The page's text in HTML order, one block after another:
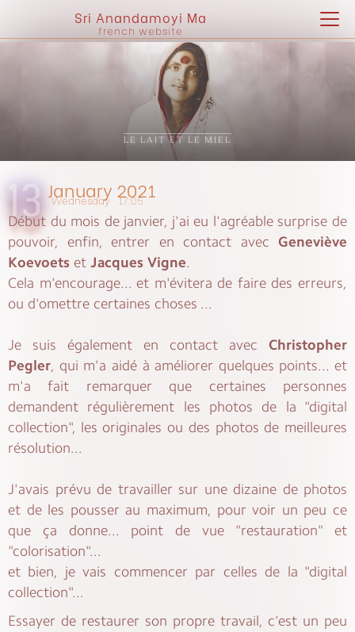
LE LAIT ET LE MIEL
13 January 2021
Wednesday 17:05
Début du mois de janvier, j'ai eu l'agréable surprise de
pouvoir, enfin, entrer en contact avec Geneviève
Koevoets et Jacques Vigne.
Cela m'encourage... et m'évitera de faire des erreurs,
ou d'omettre certaines choses ...
Je suis également en contact avec Christopher
Pegler, qui m'a aidé à améliorer quelques points... et
m'a fait remarquer que certaines personnes
demandent régulièrement les photos de la "digital
collection", les originales ou des photos de meilleures
résolution...
J'avais prévu de travailler sur une dizaine de photos
et de les pousser au maximum, pour voir un peu ce
que ça donne... point de vue "restauration" et
"colorisation"...
et bien, je vais commencer par celles de la "digital
collection"...
Essayer de restaurer son propre travail, c'est un peu
Sri Anandamoyi Ma
french website